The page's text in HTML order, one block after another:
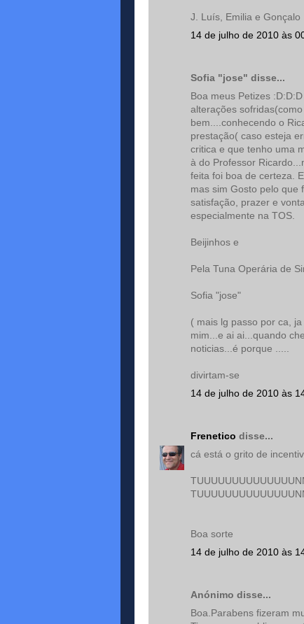
J. Luís, Emilia e Gonçalo
14 de julho de 2010 às
Sofia "jose" disse...
Boa meus Petizes
alterações
bem....conhecendo o
prestação( caso esteja
critica e que tenho uma
à do Professor
feita foi boa de certeza.
mas sim Gosto pelo que
satisfação, prazer e
especialmente na TOS.
Beijinhos e
Pela Tuna Operária de
Sofia "jose"
( mais lg passo por ca,
mim...e ai ai...quando
noticias...é porque .....
divirtam-se
14 de julho de 2010 às
Frenetico disse...
cá está o grito de
Boa sorte
14 de julho de 2010 às
Anónimo disse...
Boa.Parabens fizeram